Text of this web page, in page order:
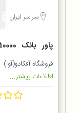
سراسر ایران
ZMI مدل QB810
فروشگاه آفکادو(آوا)
اطلاعات بیشتر...